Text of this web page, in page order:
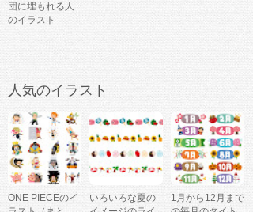
団に埋もれる人
のイラスト
人気のイラスト
ONE PIECEのイ
いろいろな夏の
1月から12月まで